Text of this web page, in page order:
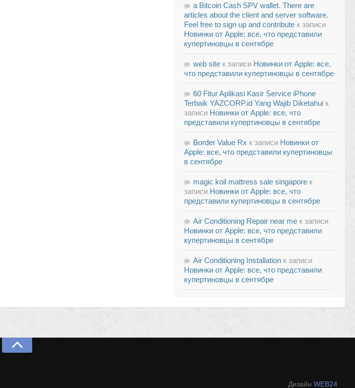
a Bitcoin Cash SPV wallet. There are
articles about the client and server software.
Feel free to sign up and contribute к записи
Новинки от Apple: все, что представили
купертиновцы в сентябре
web site к записи Новинки от Apple: все,
что представили купертиновцы в сентябре
60 Fitur Aplikasi Kasir Service iPhone
Terbaik YAZCORP.id Yang Wajib Diketahui к
записи Новинки от Apple: все, что
представили купертиновцы в сентябре
Border Value Rx к записи Новинки от
Apple: все, что представили купертиновцы
в сентябре
magic koil mattress sale singapore к
записи Новинки от Apple: все, что
представили купертиновцы в сентябре
Air Conditioning Repair near me к записи
Новинки от Apple: все, что представили
купертиновцы в сентябре
Air Conditioning Installation к записи
Новинки от Apple: все, что представили
купертиновцы в сентябре
Дизайн WEB24